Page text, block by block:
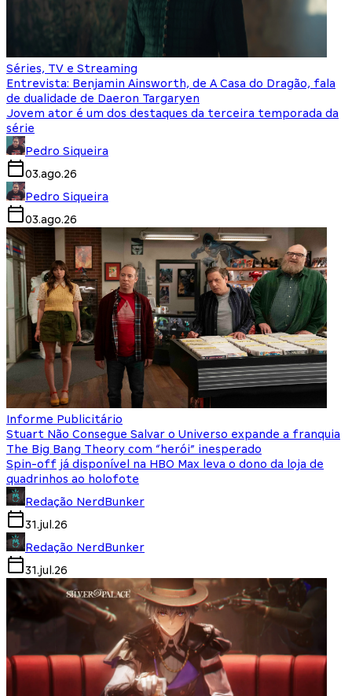
Séries, TV e Streaming
Entrevista: Benjamin Ainsworth, de A Casa do Dragão, fala
de dualidade de Daeron Targaryen
Jovem ator é um dos destaques da terceira temporada da
série
Pedro Siqueira
03.ago.26
Pedro Siqueira
03.ago.26
Informe Publicitário
Stuart Não Consegue Salvar o Universo expande a franquia
The Big Bang Theory com “herói” inesperado
Spin-off já disponível na HBO Max leva o dono da loja de
quadrinhos ao holofote
Redação NerdBunker
31.jul.26
Redação NerdBunker
31.jul.26